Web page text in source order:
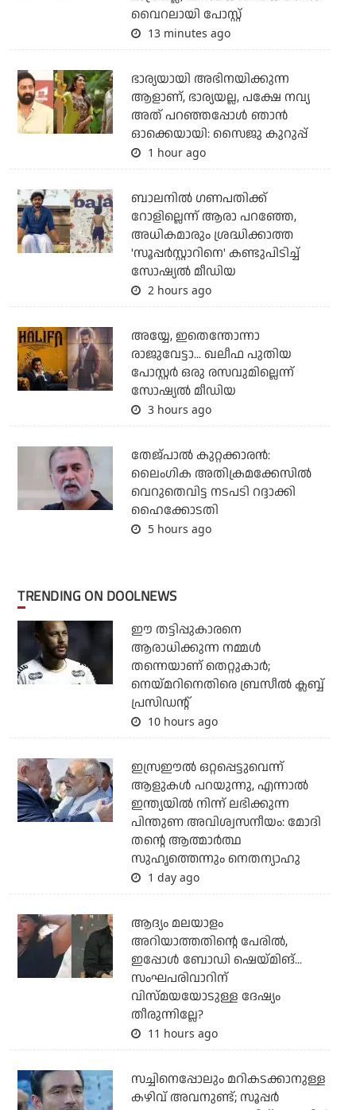
വൈറലായി പോസ്റ്റ്
13 minutes ago
ഭാര്യയായി അഭിനയിക്കുന്ന
ആളാണ്, ഭാര്യയല്ല, പക്ഷേ നവ്യ
അത് പറഞ്ഞപ്പോള്‍ ഞാന്‍
ഓക്കെയായി: സൈജു കുറുപ്പ്
1 hour ago
ബാലനില്‍ ഗണപതിക്ക്
റോളില്ലെന്ന് ആരാ പറഞ്ഞേ,
അധികമാരും ശ്രദ്ധിക്കാത്ത
'സൂപ്പര്‍സ്റ്റാറിനെ' കണ്ടുപിടിച്ച്
സോഷ്യല്‍ മീഡിയ
2 hours ago
അയ്യേ, ഇതെന്തോന്നാ
രാജുവേട്ടാ... ഖലീഫ പുതിയ
പോസ്റ്റര്‍ ഒരു രസവുമില്ലെന്ന്
സോഷ്യല്‍ മീഡിയ
3 hours ago
തേജ്പാല്‍ കുറ്റക്കാരന്‍:
ലൈംഗിക അതിക്രമക്കേസില്‍
വെറുതെവിട്ട നടപടി റദ്ദാക്കി
ഹൈക്കോടതി
5 hours ago
TRENDING ON DOOLNEWS
ഈ തട്ടിപ്പുകാരനെ
ആരാധിക്കുന്ന നമ്മള്‍
തന്നെയാണ് തെറ്റുകാര്‍;
നെയ്മറിനെതിരെ ബ്രസീല്‍ ക്ലബ്ബ്
പ്രസിഡന്റ്
10 hours ago
ഇസ്രഈല്‍ ഒറ്റപ്പെട്ടുവെന്ന്
ആളുകള്‍ പറയുന്നു, എന്നാല്‍
ഇന്ത്യയില്‍ നിന്ന് ലഭിക്കുന്ന
പിന്തുണ അവിശ്വസനീയം: മോദി
തന്റെ ആത്മാര്‍ത്ഥ
സുഹൃത്തെന്നും നെതന്യാഹു
1 day ago
ആദ്യം മലയാളം
അറിയാത്തതിന്റെ പേരില്‍,
ഇപ്പോള്‍ ബോഡി ഷെയ്മിങ്...
സംഘപരിവാറിന്
വിസ്മയയോടുള്ള ദേഷ്യം
തീരുന്നില്ലേ?
11 hours ago
സച്ചിനെപ്പോലും മറികടക്കാനുള്ള
കഴിവ് അവനുണ്ട്; സൂപ്പര്‍